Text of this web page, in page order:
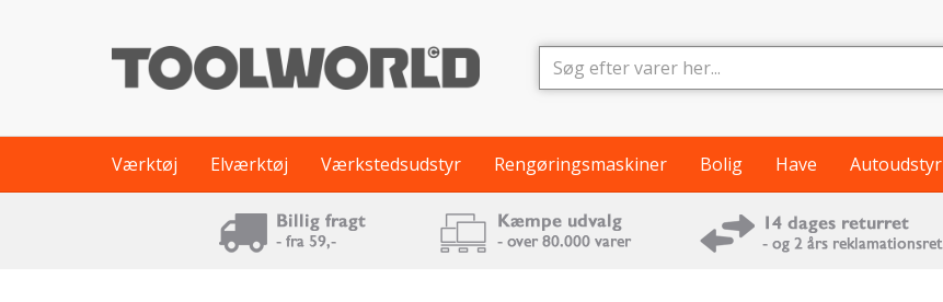
Værktøj Elværktøj Værkstedsudstyr Rengøringsmaskiner Bolig Have Autoudstyr